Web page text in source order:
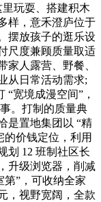
玩耍、搭建积木
样，意禾澄庐位于
摆放孩子的逛乐设
尺度兼顾质量取适
家人露营、野餐、
从日常活动需求;
宽境成漫空间”，
。打制的质量典
是置地集团以 “精
的价钱定位，利用
划 12 班制社区长
升级浏览器，削减
第”，可收纳全家
，视野宽阔，全款